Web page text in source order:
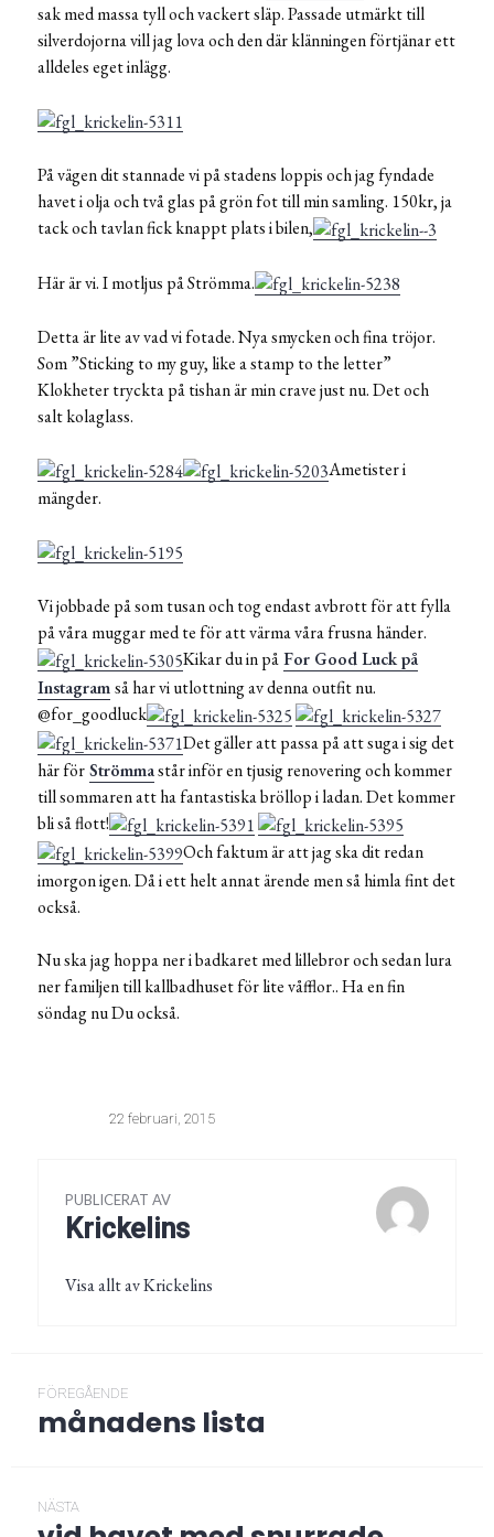
sak med massa tyll och vackert släp. Passade utmärkt till
silverdojorna vill jag lova och den där klänningen förtjänar ett
alldeles eget inlägg.
På vägen dit stannade vi på stadens loppis och jag fyndade
havet i olja och två glas på grön fot till min samling. 150kr, ja
tack och tavlan fick knappt plats i bilen,
Här är vi. I motljus på Strömma.
Detta är lite av vad vi fotade. Nya smycken och fina tröjor.
Som ”Sticking to my guy, like a stamp to the letter”
Klokheter tryckta på tishan är min crave just nu. Det och
salt kolaglass.
Ametister i
mängder.
Vi jobbade på som tusan och tog endast avbrott för att fylla
på våra muggar med te för att värma våra frusna händer.
Kikar du in påFor Good Luck på
Instagramså har vi utlottning av denna outfit nu.
@for_goodluck
Det gäller att passa på att suga i sig det
här förStrömmastår inför en tjusig renovering och kommer
till sommaren att ha fantastiska bröllop i ladan. Det kommer
bli så flott!
Och faktum är att jag ska dit redan
imorgon igen. Då i ett helt annat ärende men så himla fint det
också.
Nu ska jag hoppa ner i badkaret med lillebror och sedan lura
ner familjen till kallbadhuset för lite våfflor.. Ha en fin
söndag nu Du också.
22 februari, 2015
PUBLICERAT AV
Krickelins
Visa allt av Krickelins
FÖREGÅENDE
Föregående
månadens lista
NÄSTA